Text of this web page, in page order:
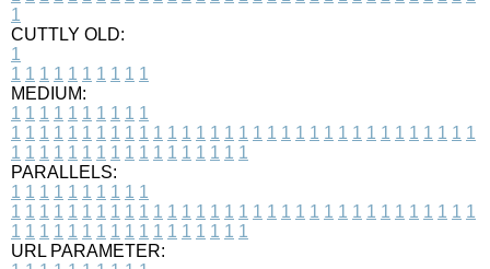
1
CUTTLY OLD:
1
1 1 1 1 1 1 1 1 1 1
MEDIUM:
1 1 1 1 1 1 1 1 1 1
1 1 1 1 1 1 1 1 1 1 1 1 1 1 1 1 1 1 1 1 1 1 1 1 1 1 1 1 1 1 1 1 1
1 1 1 1 1 1 1 1 1 1 1 1 1 1 1 1 1
PARALLELS:
1 1 1 1 1 1 1 1 1 1
1 1 1 1 1 1 1 1 1 1 1 1 1 1 1 1 1 1 1 1 1 1 1 1 1 1 1 1 1 1 1 1 1
1 1 1 1 1 1 1 1 1 1 1 1 1 1 1 1 1
URL PARAMETER: